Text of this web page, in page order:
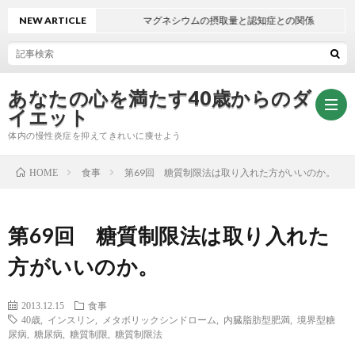
あなたの心を満たす40歳からのダ
イエット
体内の慢性炎症を抑えてきれいに痩せよう
ー
神
NEW ARTICLE マグネシウムの摂取量と認知症との関係
HOME 食事 第69回 糖質制限法は取り入れた方がいいのか。
第69回 糖質制限法は取り入れた
方がいいのか。
2013.12.15
食事
40歳
インスリン メタボリックシンドローム 内臓脂肪型肥満
境界型糖
尿病
糖尿病 糖質制限 糖質制限法